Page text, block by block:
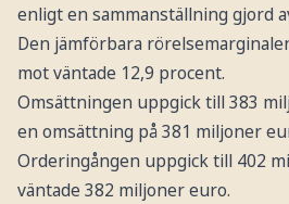
enligt en sammanställning gjord
Den jämförbara
mot väntade 12,9 procent.
Omsättningen uppgick till 383
en omsättning på 381 miljoner
Orderingången uppgick till 402
väntade 382 miljoner euro.